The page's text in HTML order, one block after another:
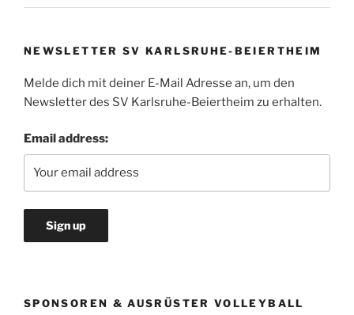
NEWSLETTER SV KARLSRUHE-BEIERTHEIM
Melde dich mit deiner E-Mail Adresse an, um den
Newsletter des SV Karlsruhe-Beiertheim zu erhalten.
Email address:
SPONSOREN & AUSRÜSTER VOLLEYBALL